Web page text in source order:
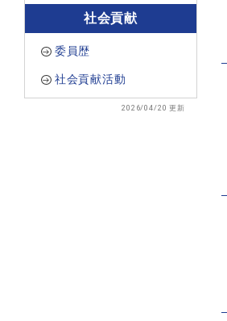
社会貢献
委員歴
社会貢献活動
2026/04/20 更新